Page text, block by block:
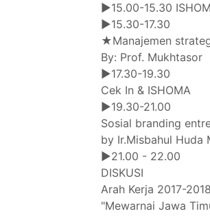
▶15.00-15.30
▶15.30-17.30
★Manajemen
By: Prof. Mukhtasor
▶17.30-19.30
Cek In & ISHOMA
▶19.30-21.00
Sosial branding
by Ir.Misbahul Huda
▶21.00 - 22.00
DISKUSI
Arah Kerja 2017-2018
"Mewarnai Jawa